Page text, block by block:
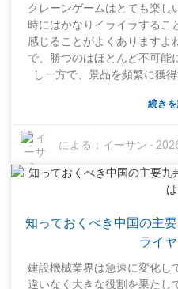
要です。特定の作業に適した
と、最適な機器ではないもの
す。時間をかけてすべての選
ブルを避けることができます
ではなく、長期的に見て利
いでください。もちろん、
クレーンゲームはとても楽し
時にはかなりイライラするこ
感じることがよくありますよ
で、勝つのはほとんど不可能
し一方で、景品を頻繁に獲
記事では、クレーンゲームを
に機能するかを理解するこ
は、戦略が本当に重要であ
す。ただ闇雲にクレーンを落
メなのです。いつ攻撃するか
切な機械を見つけることも
す。機械によっては明らかに
値があるかが大体わかります
続き
による： イーサン -
知っておくべき中国の主
ライ
建設機械業界は急速に変化し
違いなく大きな役割を果たし